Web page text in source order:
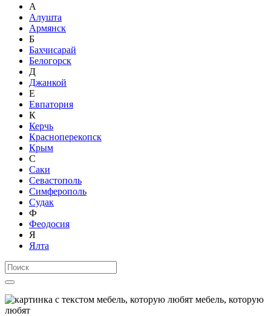
А
Алушта
Армянск
Б
Бахчисарай
Белогорск
Д
Джанкой
Е
Евпатория
К
Керчь
Красноперекопск
Крым
С
Саки
Севастополь
Симферополь
Судак
Ф
Феодосия
Я
Ялта
мебель, которую
любят